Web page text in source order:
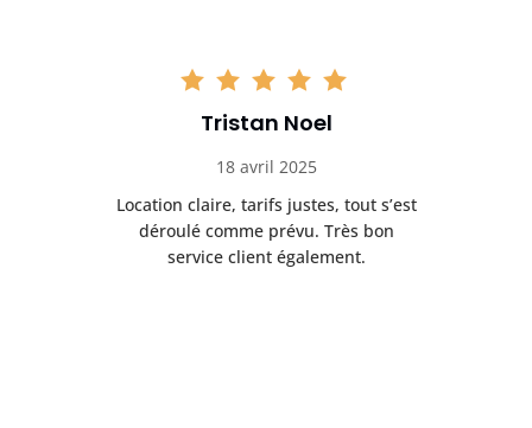
Tristan Noel
18 avril 2025
Location claire, tarifs justes, tout s’est
déroulé comme prévu. Très bon
service client également.